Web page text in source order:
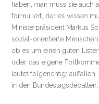
haben, man muss sie auch
formuliert, der es wissen
Ministerpräsident Markus
sozial-orientierte Menschen
ob es um einen guten
oder das eigene
lautet folgerichtig: auffallen,
in den